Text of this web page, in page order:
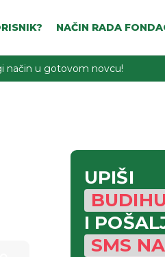
NAČIN RADA
način u gotovom novcu!
UPIŠI
I
SMS NA